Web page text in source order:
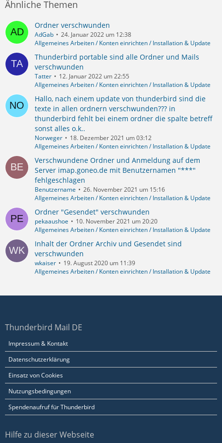
Ähnliche Themen
Ordner verschwunden
AdGab
24. Januar 2022 um 12:38
Allgemeines Arbeiten / Konten einrichten / Installation & Update
Thunderbird portable sind alle Ordner und Mails
verschwunden
Tatter
12. Januar 2022 um 22:55
Allgemeines Arbeiten / Konten einrichten / Installation & Update
Hallo, nach einem update von thunderbird sind die
texte in allen ordnern verschwunden??? in
thunderbird fehlt bei einem ordner die spalte betreff
sonst alles o.k..
Norweger
18. Dezember 2021 um 03:12
Allgemeines Arbeiten / Konten einrichten / Installation & Update
Verschwundene Ordner und Anmeldung auf dem
Server imap.goneo.de mit Benutzernamen "***"
fehlgeschlagen
Benutzername
26. November 2021 um 15:16
Allgemeines Arbeiten / Konten einrichten / Installation & Update
Ordner "Gesendet" verschwunden
pekaaushoe
10. November 2021 um 20:20
Allgemeines Arbeiten / Konten einrichten / Installation & Update
Inhalt der Ordner Archiv und Gesendet sind
verschwunden
wkaiser
19. August 2020 um 11:39
Allgemeines Arbeiten / Konten einrichten / Installation & Update
Thunderbird Mail DE
Impressum & Kontakt
Datenschutzerklärung
Einsatz von Cookies
Nutzungsbedingungen
Spendenaufruf für Thunderbird
Hilfe zu dieser Webseite